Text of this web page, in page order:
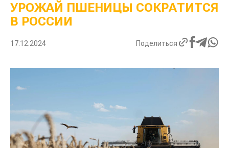
УРОЖАЙ ПШЕНИЦЫ
СОКРАТИТСЯ В РОССИИ
17.12.2024 Поделиться